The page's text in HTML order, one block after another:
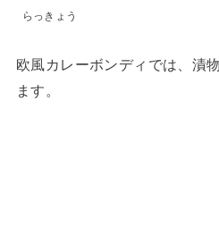
らっきょう
欧風カレーボンディでは、漬
ます。